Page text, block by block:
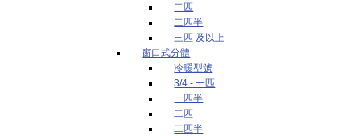
二匹
二匹半
三匹 及以上
窗口式分體
冷暖型號
3/4 - 一匹
一匹半
二匹
二匹半